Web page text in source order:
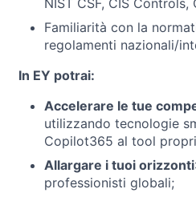
NIST CSF, CIS Controls,
Familiarità con la
regolamenti nazionali/
In EY potrai:
Accelerare le tue
utilizzando tecnologie
Copilot365 al tool
Allargare i tuoi orizzonti
professionisti globali;